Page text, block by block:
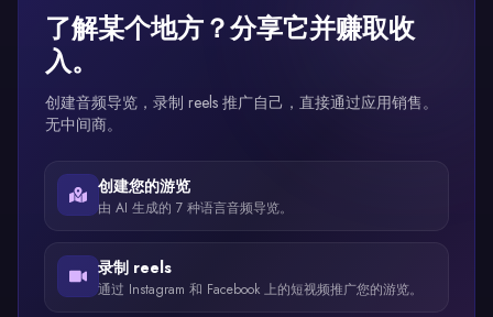
了解某个地方？分享它并赚取收
入。
创建音频导览，录制 reels 推广自己，直接通过应用销售。
无中间商。
创建您的游览
由 AI 生成的 7 种语言音频导览。
录制 reels
通过 Instagram 和 Facebook 上的短视频推广您的游览。